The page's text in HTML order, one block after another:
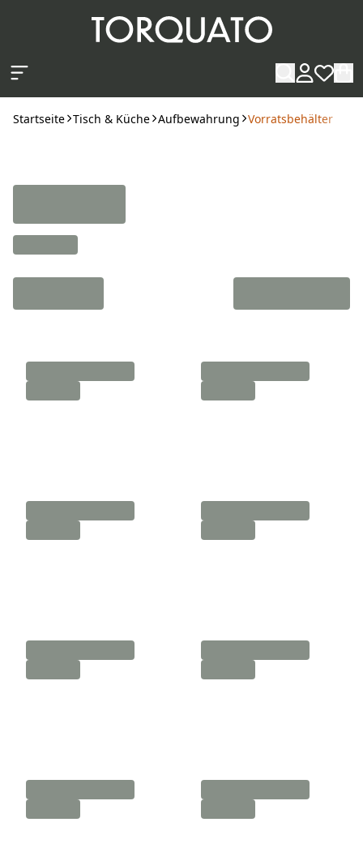
Startseite Tisch & Küche Aufbewahrung Vorratsbehälter